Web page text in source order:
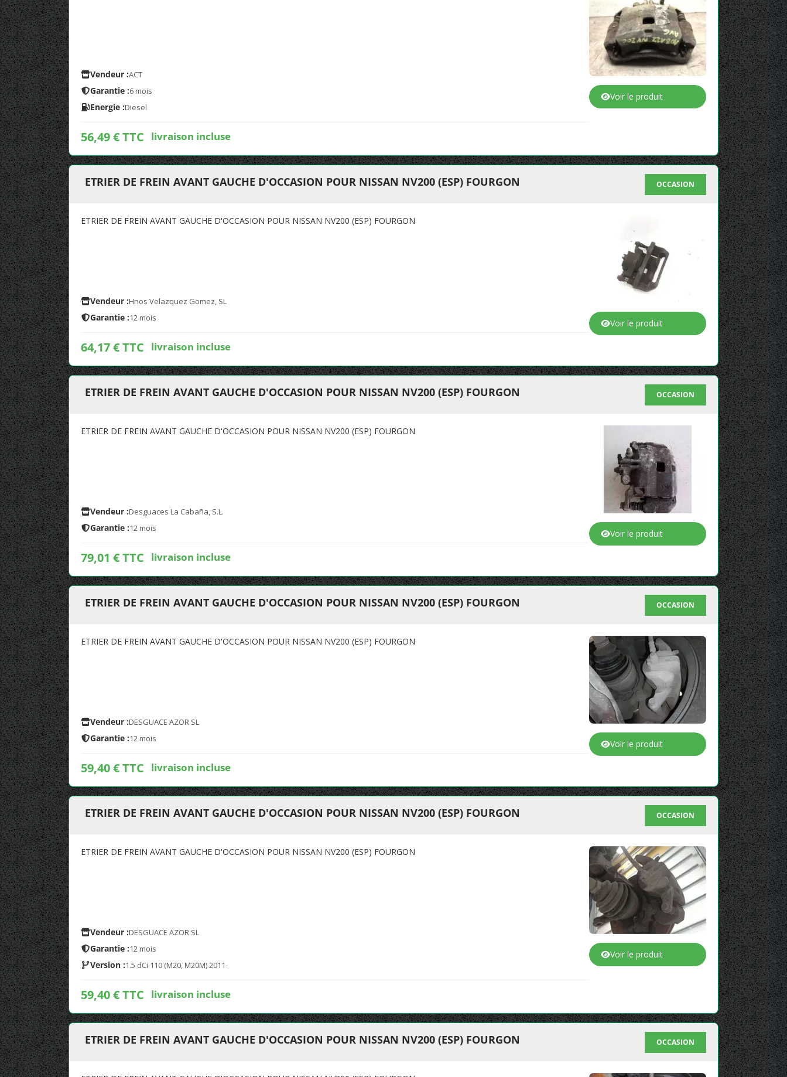
Vendeur :ACT
Garantie :6 mois
Energie :Diesel
56,49 € TTC livraison incluse
Voir le produit
ETRIER DE FREIN AVANT GAUCHE D'OCCASION POUR NISSAN NV200 (ESP) FOURGON OCCASION
ETRIER DE FREIN AVANT GAUCHE D'OCCASION POUR NISSAN NV200 (ESP) FOURGON
Vendeur :Hnos Velazquez Gomez, SL
Garantie :12 mois
64,17 € TTC livraison incluse
Voir le produit
ETRIER DE FREIN AVANT GAUCHE D'OCCASION POUR NISSAN NV200 (ESP) FOURGON OCCASION
ETRIER DE FREIN AVANT GAUCHE D'OCCASION POUR NISSAN NV200 (ESP) FOURGON
Vendeur :Desguaces La Cabaña, S.L.
Garantie :12 mois
79,01 € TTC livraison incluse
Voir le produit
ETRIER DE FREIN AVANT GAUCHE D'OCCASION POUR NISSAN NV200 (ESP) FOURGON OCCASION
ETRIER DE FREIN AVANT GAUCHE D'OCCASION POUR NISSAN NV200 (ESP) FOURGON
Vendeur :DESGUACE AZOR SL
Garantie :12 mois
59,40 € TTC livraison incluse
Voir le produit
ETRIER DE FREIN AVANT GAUCHE D'OCCASION POUR NISSAN NV200 (ESP) FOURGON OCCASION
ETRIER DE FREIN AVANT GAUCHE D'OCCASION POUR NISSAN NV200 (ESP) FOURGON
Vendeur :DESGUACE AZOR SL
Garantie :12 mois
Version :1.5 dCi 110 (M20, M20M) 2011-
59,40 € TTC livraison incluse
Voir le produit
ETRIER DE FREIN AVANT GAUCHE D'OCCASION POUR NISSAN NV200 (ESP) FOURGON OCCASION